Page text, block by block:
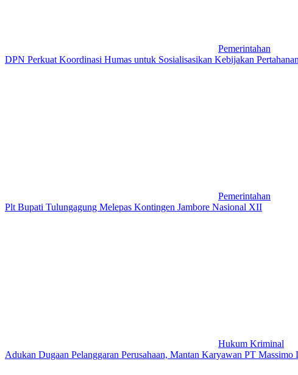
Pemerintahan
DPN Perkuat Koordinasi Humas untuk Sosialisasikan Kebijakan
Pemerintahan
Plt Bupati Tulungagung Melepas Kontingen Jambore Nasional XII
Hukum Kriminal
Adukan Dugaan Pelanggaran Perusahaan, Mantan Karyawan PT